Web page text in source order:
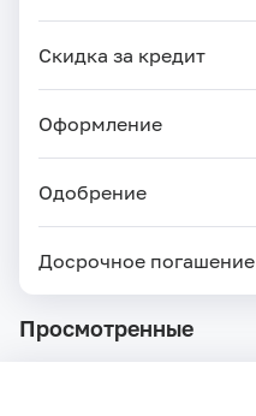
Скидка за кредит
Оформление
Одобрение
Досрочное погашение
Просмотренные